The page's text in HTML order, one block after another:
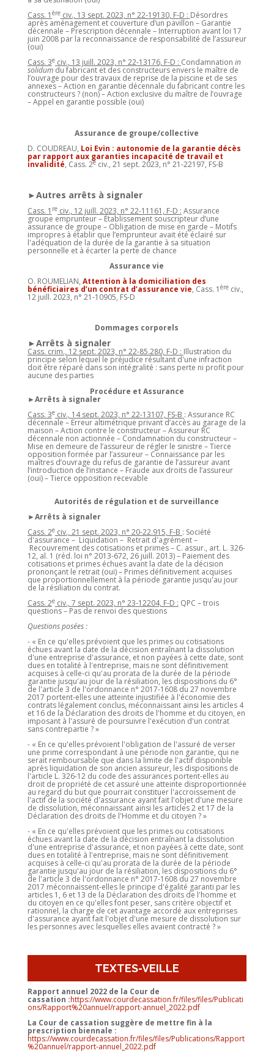
Cass. 1 èreciv., 13 sept. 2023, n° 22-19130, F-D : Désordres
après aménagement et couverture d’un pavillon – Garantie
décennale – Prescription décennale – Interruption avant loi 17
juin 2008 par la reconnaissance de responsabilité de l’assureur
(oui)
Cass. 3eciv., 13 juill. 2023, n° 22-13176, F-D : Condamnation in
solidumdu fabricant et des constructeurs envers le maître de
l’ouvrage pour des travaux de reprise de la piscine et de ses
annexes – Action en garantie décennale du fabricant contre les
constructeurs ? (non) – Action exclusive du maître de l’ouvrage
– Appel en garantie possible (oui)
Assurance de groupe/collective
D. COUDREAU, Loi Evin : autonomie de la garantie décès
par rapport aux garanties incapacité de travail et
invalidité, Cass. 2eciv., 21 sept. 2023, n° 21-22197, FS-B
►Autres arrêts à signaler
Cass. 1 reciv., 12 juill. 2023, n° 22-11161, F-D : Assurance
groupe emprunteur – Établissement souscripteur d’une
assurance de groupe – Obligation de mise en garde – Motifs
impropres à établir que l’emprunteur avait été éclairé sur
l'adéquation de la durée de la garantie à sa situation
personnelle et à écarter la perte de chance
Assurance vie
O. ROUMELIAN, Attention à la domiciliation des
bénéficiaires d’un contrat d’assurance vie, Cass. 1 èreciv.,
12 juill. 2023, n° 21-10905, FS-D
Dommages corporels
►Arrêts à signaler
Cass. crim., 12 sept. 2023, n° 22-85.280, F-D : Illustration du
principe selon lequel le préjudice résultant d'une infraction
doit être réparé dans son intégralité : sans perte ni profit pour
aucune des parties
Procédure et Assurance
►Arrêts à signaler
Cass. 3eciv., 14 sept. 2023, n° 22-13107, FS-B : Assurance RC
décennale – Erreur altimétrique privant d’accès au garage de la
maison – Action contre le constructeur – Assureur RC
décennale non actionnée – Condamnation du constructeur –
Mise en demeure de l’assureur de régler le sinistre – Tierce
opposition formée par l’assureur – Connaissance par les
maîtres d’ouvrage du refus de garantie de l’assureur avant
l’introduction de l’instance – Fraude aux droits de l’assureur
(oui) – Tierce opposition recevable
Autorités de régulation et de surveillance
►Arrêts à signaler
Cass. 2eciv., 21 sept. 2023, n° 20-22.915, F-B : Société
d'assurance – Liquidation – Retrait d'agrément –
Recouvrement des cotisations et primes – C. assur., art. L. 326-
12, al. 1 (réd. loi n° 2013-672, 26 juill. 2013) – Paiement des
cotisations et primes échues avant la date de la décision
prononçant le retrait (oui) – Primes définitivement acquises
que proportionnellement à la période garantie jusqu'au jour
de la résiliation du contrat.
Cass. 2eciv., 7 sept. 2023, n° 23-12204, F-D : QPC – trois
questions – Pas de renvoi des questions
Questions posées :
- « En ce qu'elles prévoient que les primes ou cotisations
échues avant la date de la décision entraînant la dissolution
d'une entreprise d'assurance, et non payées à cette date, sont
dues en totalité à l'entreprise, mais ne sont définitivement
acquises à celle-ci qu'au prorata de la durée de la période
garantie jusqu'au jour de la résiliation, les dispositions du 6°
de l'article 3 de l'ordonnance n° 2017-1608 du 27 novembre
2017 portent-elles une atteinte injustifiée à l'économie des
contrats légalement conclus, méconnaissant ainsi les articles 4
et 16 de la Déclaration des droits de l'homme et du citoyen, en
imposant à l'assuré de poursuivre l'exécution d'un contrat
sans contrepartie ? »
- « En ce qu'elles prévoient l'obligation de l'assuré de verser
une prime correspondant à une période non garantie, qui ne
serait remboursable que dans la limite de l'actif disponible
après liquidation de son ancien assureur, les dispositions de
l'article L. 326-12 du code des assurances portent-elles au
droit de propriété de cet assuré une atteinte disproportionnée
au regard du but que pourrait constituer l'accroissement de
l'actif de la société d'assurance ayant fait l'objet d'une mesure
de dissolution, méconnaissant ainsi les articles 2 et 17 de la
Déclaration des droits de l'Homme et du citoyen ? »
- « En ce qu'elles prévoient que les primes ou cotisations
échues avant la date de la décision entraînant la dissolution
d'une entreprise d'assurance, et non payées à cette date, sont
dues en totalité à l'entreprise, mais ne sont définitivement
acquises à celle-ci qu'au prorata de la durée de la période
garantie jusqu'au jour de la résiliation, les dispositions du 6°
de l'article 3 de l'ordonnance n° 2017-1608 du 27 novembre
2017 méconnaissent-elles le principe d'égalité garanti par les
articles 1, 6 et 13 de la Déclaration des droits de l'homme et
du citoyen en ce qu'elles font peser, sans critère objectif et
rationnel, la charge de cet avantage accordé aux entreprises
d'assurance ayant fait l'objet d'une mesure de dissolution sur
les personnes avec lesquelles elles avaient contracté ? »
TEXTES-VEILLE
Rapport annuel 2022 de la Cour de
cassation :https://www.courdecassation.fr/files/files/Publicati
ons/Rapport%20annuel/rapport-annuel_2022.pdf
La Cour de cassation suggère de mettre fin à la
prescription biennale :
https://www.courdecassation.fr/files/files/Publications/Rapport
%20annuel/rapport-annuel_2022.pdf